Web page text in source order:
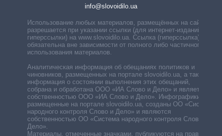
info@slovoidilo.ua
Использование любых материалов, размещённых на сайте,
разрешается при указании ссылки (для интернет-изданий —
гиперссылки) на www.slovoidilo.ua. Ссылка (гиперссылка)
обязательна вне зависимости от полного либо частичного
использования материалов.
Аналитическая информация об обещаниях политиков и
чиновников, размещенных на портале slovoidilo.ua, а также
информация о состоянии выполнения этих обещаний,
собрана и обработана ООО «ИА Слово и Дело» и является
собственностью ООО «ИА Слово и Дело». Инфографики,
размещенные на портале slovoidilo.ua, созданы ОО «Система
народного контроля Слово и Дело» и являются
собственностью ОО «Система народного контроля Слово и
Дело».
Материалы, отмеченные значками, публикуются на правах